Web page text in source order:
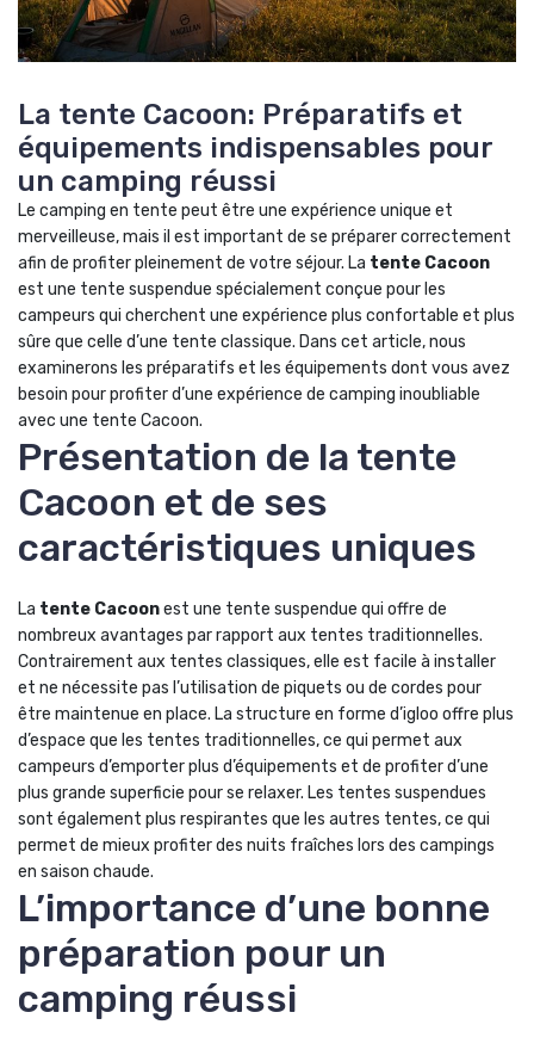
La tente Cacoon: Préparatifs et
équipements indispensables pour
un camping réussi
Le camping en tente peut être une expérience unique et
merveilleuse, mais il est important de se préparer correctement
afin de profiter pleinement de votre séjour. La tente Cacoon
est une tente suspendue spécialement conçue pour les
campeurs qui cherchent une expérience plus confortable et plus
sûre que celle d’une tente classique. Dans cet article, nous
examinerons les préparatifs et les équipements dont vous avez
besoin pour profiter d’une expérience de camping inoubliable
avec une tente Cacoon.
Présentation de la tente
Cacoon et de ses
caractéristiques uniques
La tente Cacoonest une tente suspendue qui offre de
nombreux avantages par rapport aux tentes traditionnelles.
Contrairement aux tentes classiques, elle est facile à installer
et ne nécessite pas l’utilisation de piquets ou de cordes pour
être maintenue en place. La structure en forme d’igloo offre plus
d’espace que les tentes traditionnelles, ce qui permet aux
campeurs d’emporter plus d’équipements et de profiter d’une
plus grande superficie pour se relaxer. Les tentes suspendues
sont également plus respirantes que les autres tentes, ce qui
permet de mieux profiter des nuits fraîches lors des campings
en saison chaude.
L’importance d’une bonne
préparation pour un
camping réussi